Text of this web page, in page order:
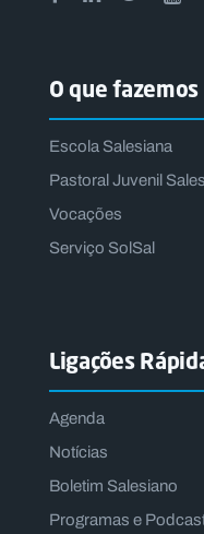
O que fazemos
Escola Salesiana
Pastoral Juvenil
Vocações
Serviço SolSal
Ligações
Agenda
Notícias
Boletim Salesiano
Programas e